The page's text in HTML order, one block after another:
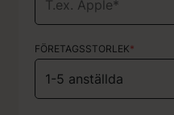
FÖRETAGSSTORLEK*
Välj vilka tjänster du
HUR HITTADE DU OSS?